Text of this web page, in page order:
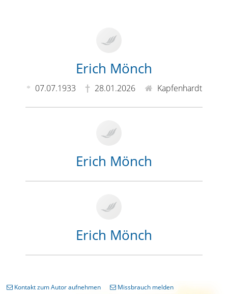
Erich Mönch
07.07.1933 28.01.2026 Kapfenhardt
Erich Mönch
Erich Mönch
Kontakt zum Autor aufnehmen Missbrauch melden